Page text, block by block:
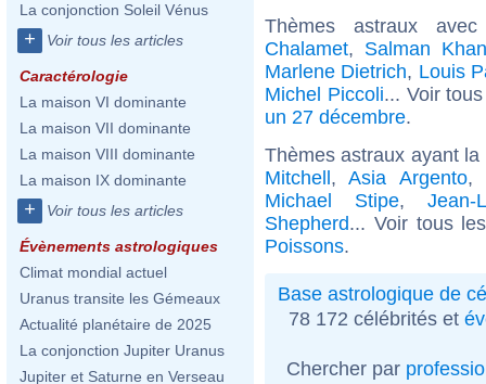
La conjonction Soleil Vénus
+ Voir tous les articles
Caractérologie
La maison VI dominante
La maison VII dominante
La maison VIII dominante
La maison IX dominante
+ Voir tous les articles
Évènements astrologiques
Climat mondial actuel
Uranus transite les Gémeaux
Actualité planétaire de 2025
La conjonction Jupiter Uranus
Jupiter et Saturne en Verseau
Thèmes astraux
Chalamet, Salman
Marlene Dietrich, Louis
Michel Piccoli... Voir
un 27 décembre.
Thèmes astraux ayant
Mitchell,Asia Argento,
Michael Stipe,
Shepherd... Voir tous
Poissons.
Base astrologique de
78 172 célébrités et
Chercher par